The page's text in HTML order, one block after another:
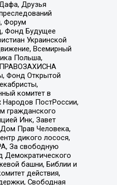
Друзья
Форум
Фонд Будущее
Украинской
Всемирный
Польша,
ПРАВОЗАХИСНА
Фонд Открытой
комитет в
ПостРоссии,
гражданского
Инк, Завет
Прав Человека,
дикого лосося,
За свободную
Демократического
башни, Библии и
действия,
Свободная